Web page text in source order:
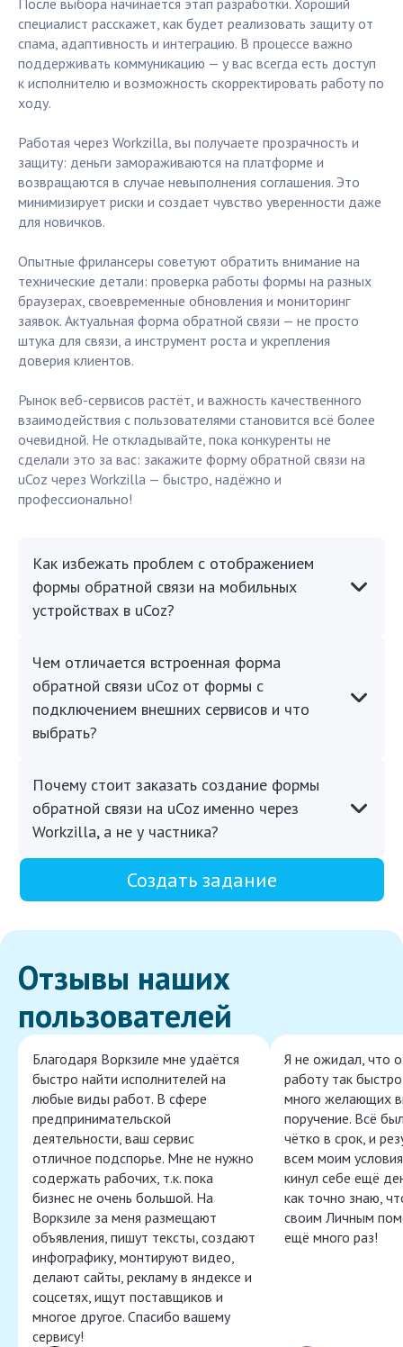
После выбора начинается этап разработки. Хороший
специалист расскажет, как будет реализовать защиту от
спама, адаптивность и интеграцию. В процессе важно
поддерживать коммуникацию — у вас всегда есть доступ
к исполнителю и возможность скорректировать работу по
ходу.
Работая через Workzilla, вы получаете прозрачность и
защиту: деньги замораживаются на платформе и
возвращаются в случае невыполнения соглашения. Это
минимизирует риски и создает чувство уверенности даже
для новичков.
Опытные фрилансеры советуют обратить внимание на
технические детали: проверка работы формы на разных
браузерах, своевременные обновления и мониторинг
заявок. Актуальная форма обратной связи — не просто
штука для связи, а инструмент роста и укрепления
доверия клиентов.
Рынок веб-сервисов растёт, и важность качественного
взаимодействия с пользователями становится всё более
очевидной. Не откладывайте, пока конкуренты не
сделали это за вас: закажите форму обратной связи на
uCoz через Workzilla — быстро, надёжно и
профессионально!
Как избежать проблем с отображением
формы обратной связи на мобильных
устройствах в uCoz?
Чем отличается встроенная форма
обратной связи uCoz от формы с
подключением внешних сервисов и что
выбрать?
Почему стоит заказать создание формы
обратной связи на uCoz именно через
Workzilla, а не у частника?
Создать задание
Отзывы наших
пользователей
Благодаря Воркзиле мне удаётся
быстро найти исполнителей на
любые виды работ. В сфере
предпринимательской
деятельности, ваш сервис
отличное подспорье. Мне не нужно
содержать рабочих, т.к. пока
бизнес не очень большой. На
Воркзиле за меня размещают
объявления, пишут тексты, создают
инфографику, монтируют видео,
делают сайты, рекламу в яндексе и
соцсетях, ищут поставщиков и
многое другое. Спасибо вашему
сервису!
Я не ожидал, что
работу так
много желающих
поручение. Всё
чётко в срок, и
всем моим
кинул себе ещё
как точно знаю,
своим Личным
ещё много раз!